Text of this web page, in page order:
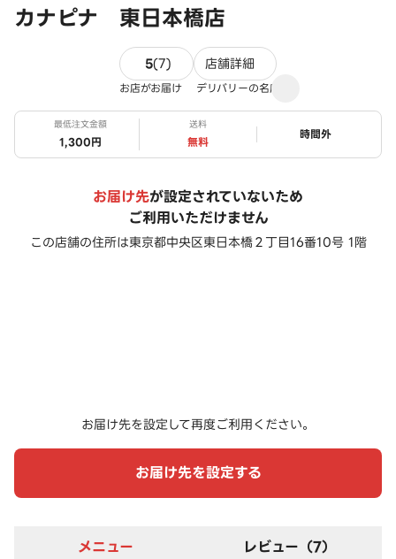
カナピナ 東日本橋店
5(7) 7件のレビュー
店舗詳細
お店がお届け デリバリーの名店
最低注文金額
1,300円
送料
無料 ステータス
時間外
お届け先が設定されていないため
ご利用いただけません
この店舗の住所は東京都中央区東日本橋２丁目16番10号 1階
お届け先を設定して再度ご利用ください。
お届け先を設定する
メニュー レビュー（7）